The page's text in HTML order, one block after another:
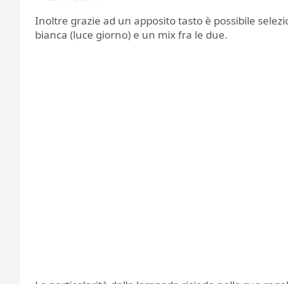
Inoltre grazie ad un apposito tasto è possibile
bianca (luce giorno) e un mix fra le due.